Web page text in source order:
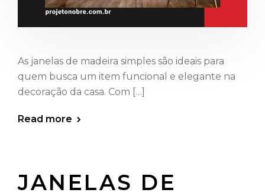
As janelas de madeira simples são ideais para
quem busca um item funcional e elegante na
decoração da casa. Com […]
Read more
JANELAS DE